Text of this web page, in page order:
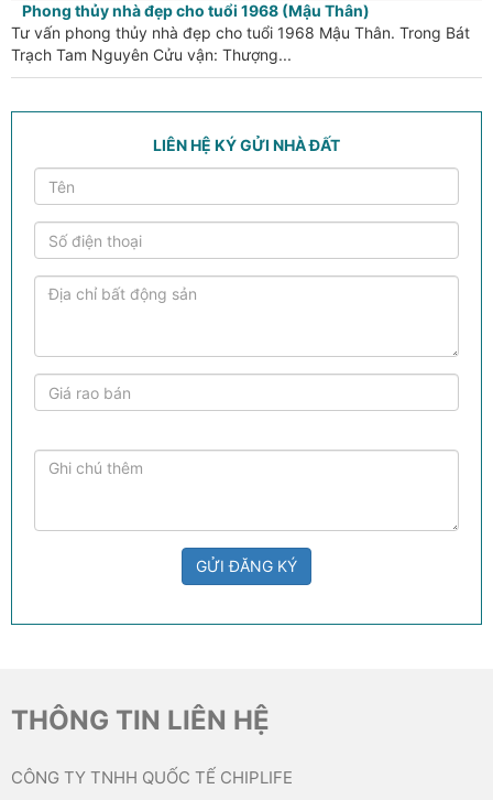
Phong thủy nhà đẹp cho tuổi 1968 (Mậu Thân)
Tư vấn phong thủy nhà đẹp cho tuổi 1968 Mậu Thân. Trong Bát
Trạch Tam Nguyên Cửu vận: Thượng...
LIÊN HỆ KÝ GỬI NHÀ ĐẤT
GỬI ĐĂNG KÝ
THÔNG TIN LIÊN HỆ
CÔNG TY TNHH QUỐC TẾ CHIPLIFE